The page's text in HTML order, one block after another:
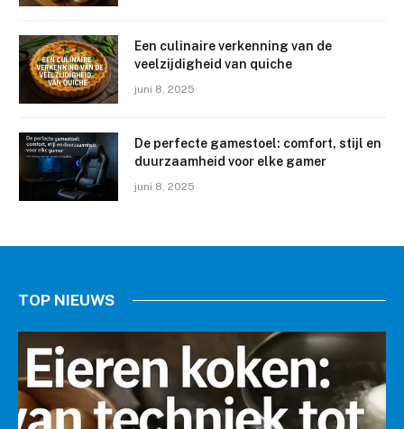
Een culinaire verkenning van de
veelzijdigheid van quiche
juni 8, 2025
De perfecte gamestoel: comfort, stijl en
duurzaamheid voor elke gamer
juni 8, 2025
TOP NIEUWS